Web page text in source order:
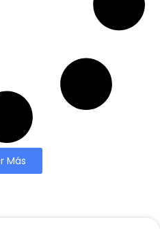
Más